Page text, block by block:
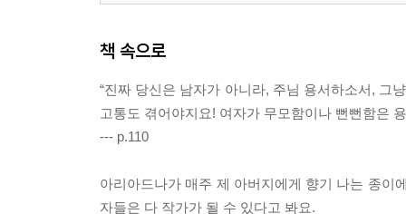
책 속으로
“진짜 당신은 남자가 아니라, 주님 용서하소서, 그
고통도 겪어야지요! 여자가 무모함이나 뻔뻔함은
--- p.110
아리아드나가 매주 제 아버지에게 향기 나는 종이
자들은 다 작가가 될 수 있다고 봐요.